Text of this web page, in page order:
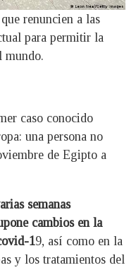
renuncien a las
para permitir la
mundo.
caso conocido
una persona no
de Egipto a
semanas
cambios en la
19, así como en la
y los tratamientos del